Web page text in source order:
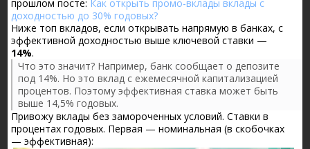
прошлом посте: Как открыть промо-вклады вклады с
доходностью до 30% годовых?
Ниже топ вкладов, если открывать напрямую в банках, с
эффективной доходностью выше ключевой ставки —
14%.
Что это значит? Например, банк сообщает о депозите
под 14%. Но это вклад с ежемесячной капитализацией
процентов. Поэтому эффективная ставка может быть
выше 14,5% годовых.
Привожу вклады без замороченных условий. Ставки в
процентах годовых. Первая — номинальная (в скобочках
— эффективная):